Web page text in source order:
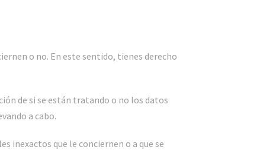
o no. En este sentido, tienes derecho
de si se están tratando o no los datos
a cabo.
inexactos que le conciernen o a que se